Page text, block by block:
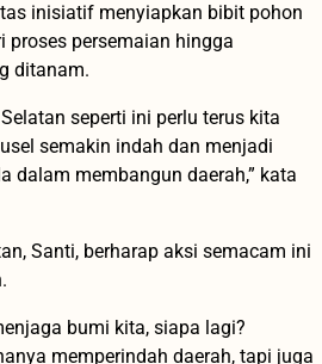
inisiatif menyiapkan bibit pohon
proses persemaian hingga
ditanam.
seperti ini perlu terus kita
semakin indah dan menjadi
dalam membangun daerah,” kata
Santi, berharap aksi semacam ini
bumi kita, siapa lagi?
memperindah daerah, tapi juga